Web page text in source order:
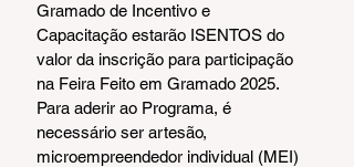
Gramado de Incentivo e
Capacitação estarão ISENTOS do
valor da inscrição para participação
na Feira Feito em Gramado 2025.
Para aderir ao Programa, é
necessário ser artesão,
microempreendedor individual (MEI)